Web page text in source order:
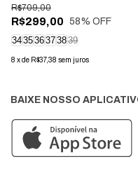
R$299,00
R$709,00
58% OFF
343536373839
8 xde R$37,38 sem juros
BAIXE NOSSO